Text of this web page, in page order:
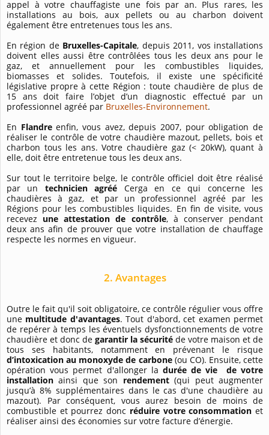
appel à votre chauffagiste une fois par an. Plus rares, les
installations au bois, aux pellets ou au charbon doivent
également être entretenues tous les ans.
En région de Bruxelles-Capitale, depuis 2011, vos installations
doivent elles aussi être contrôlées tous les deux ans pour le
gaz, et annuellement pour les combustibles liquides,
biomasses et solides. Toutefois, il existe une spécificité
législative propre à cette Région : toute chaudière de plus de
15 ans doit faire l’objet d’un diagnostic effectué par un
professionnel agréé par Bruxelles-Environnement.
En Flandreenfin, vous avez, depuis 2007, pour obligation de
réaliser le contrôle de votre chaudière mazout, pellets, bois et
charbon tous les ans. Votre chaudière gaz (< 20kW), quant à
elle, doit être entretenue tous les deux ans.
Sur tout le territoire belge, le contrôle officiel doit être réalisé
par un technicien agréé Cerga en ce qui concerne les
chaudières à gaz, et par un professionnel agréé par les
Régions pour les combustibles liquides. En fin de visite, vous
recevez une attestation de contrôle, à conserver pendant
deux ans afin de prouver que votre installation de chauffage
respecte les normes en vigueur.
2. Avantages
Outre le fait qu'il soit obligatoire, ce contrôle régulier vous offre
une multitude d'avantages. Tout d'abord, cet examen permet
de repérer à temps les éventuels dysfonctionnements de votre
chaudière et donc de garantir la sécurité de votre maison et de
tous ses habitants, notamment en prévenant le risque
d’intoxication au monoxyde de carbone(ou CO). Ensuite, cette
opération vous permet d'allonger la durée de vie de votre
installationainsi que son rendement(qui peut augmenter
jusqu’à 8% supplémentaires dans le cas d'une chaudière au
mazout). Par conséquent, vous aurez besoin de moins de
combustible et pourrez donc réduire votre consommation et
réaliser ainsi des économies sur votre facture d’énergie.